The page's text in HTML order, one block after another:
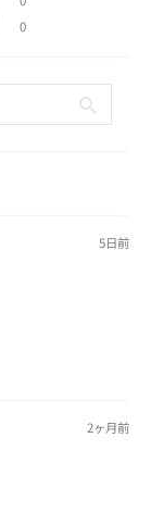
0
5日前
2ヶ月前